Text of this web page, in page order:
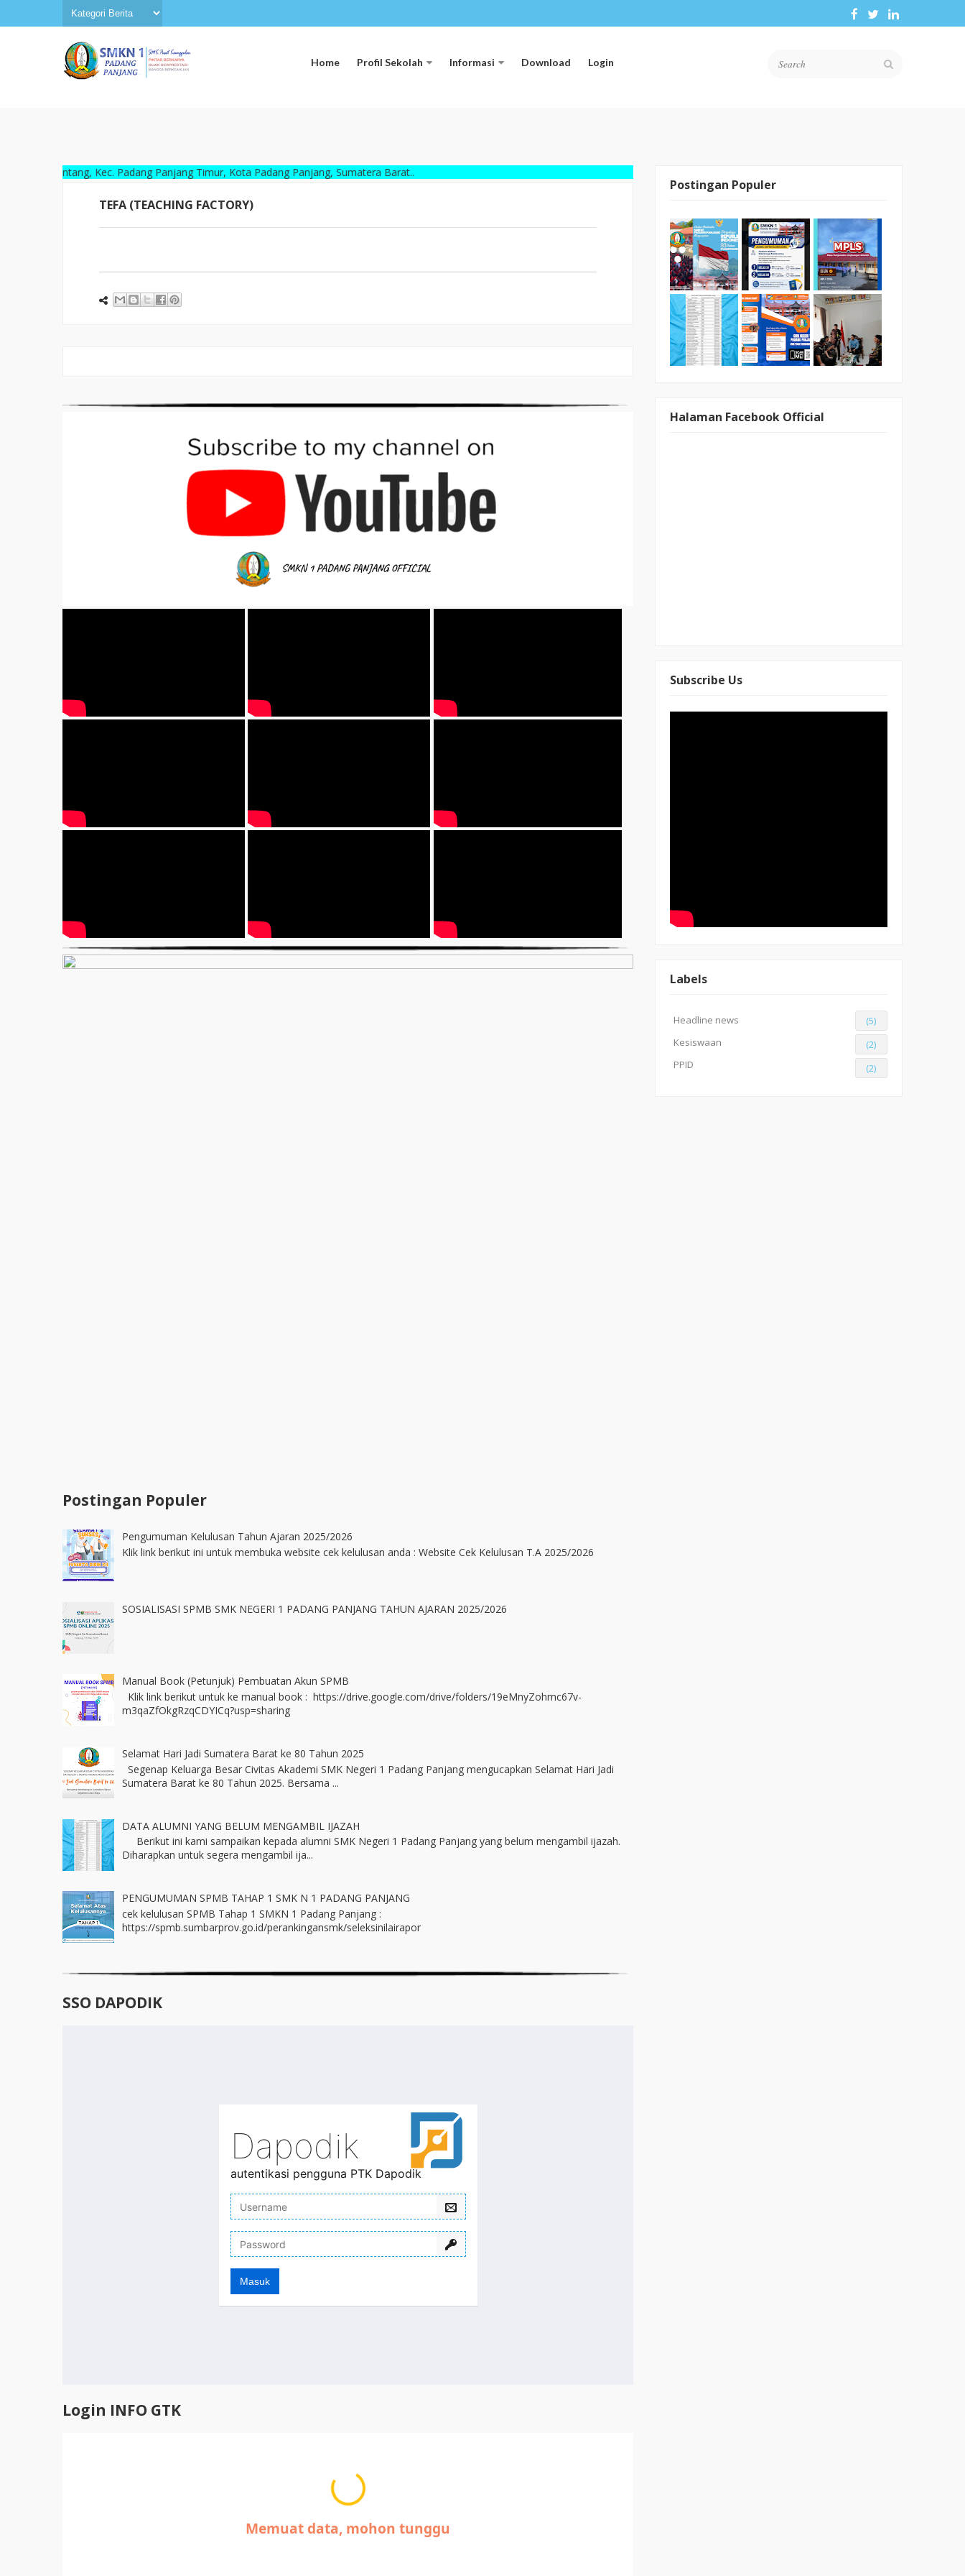
Home Profil Sekolah Informasi Download Login
Kec. Padang Panjang Timur, Kota Padang Panjang, Sumatera Barat..
TEFA (TEACHING FACTORY)
Postingan Populer
Pengumuman Kelulusan Tahun Ajaran 2025/2026
Klik link berikut ini untuk membuka website cek kelulusan anda : Website Cek Kelulusan T.A 2025/2026
SOSIALISASI SPMB SMK NEGERI 1 PADANG PANJANG TAHUN AJARAN 2025/2026
Manual Book (Petunjuk) Pembuatan Akun SPMB
Klik link berikut untuk ke manual book : https://drive.google.com/drive/folders/19eMnyZohmc67v-
m3qaZfOkgRzqCDYICq?usp=sharing
Selamat Hari Jadi Sumatera Barat ke 80 Tahun 2025
Segenap Keluarga Besar Civitas Akademi SMK Negeri 1 Padang Panjang mengucapkan Selamat Hari Jadi
Sumatera Barat ke 80 Tahun 2025. Bersama ...
DATA ALUMNI YANG BELUM MENGAMBIL IJAZAH
Berikut ini kami sampaikan kepada alumni SMK Negeri 1 Padang Panjang yang belum mengambil ijazah.
Diharapkan untuk segera mengambil ija...
PENGUMUMAN SPMB TAHAP 1 SMK N 1 PADANG PANJANG
cek kelulusan SPMB Tahap 1 SMKN 1 Padang Panjang :
https://spmb.sumbarprov.go.id/perankingansmk/seleksinilairapor
SSO DAPODIK
Login INFO GTK
Postingan Populer
Halaman Facebook Official
Subscribe Us
Labels
Headline news
(5)
Kesiswaan
(2)
PPID
(2)